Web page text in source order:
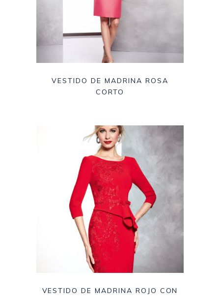
VESTIDO DE MADRINA ROSA
CORTO
VESTIDO DE MADRINA ROJO CON